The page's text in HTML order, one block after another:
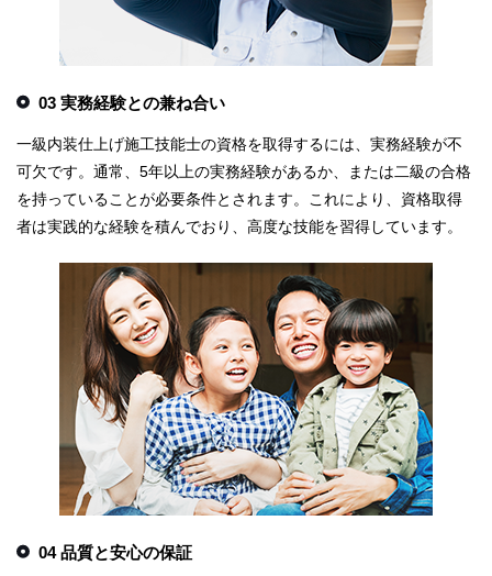
03 実務経験との兼ね合い
一級内装仕上げ施工技能士の資格を取得するには、実務経験が不
可欠です。通常、5年以上の実務経験があるか、または二級の合格
を持っていることが必要条件とされます。これにより、資格取得
者は実践的な経験を積んでおり、高度な技能を習得しています。
04 品質と安心の保証